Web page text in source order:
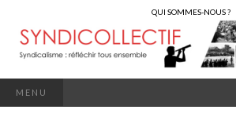
QUI SOMMES-NOUS ?
MENU